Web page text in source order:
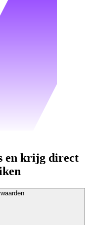
en krijg direct